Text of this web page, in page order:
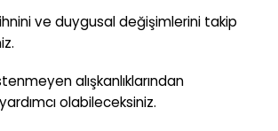
ve duygusal değişimlerini takip
alışkanlıklarından
olabileceksiniz.